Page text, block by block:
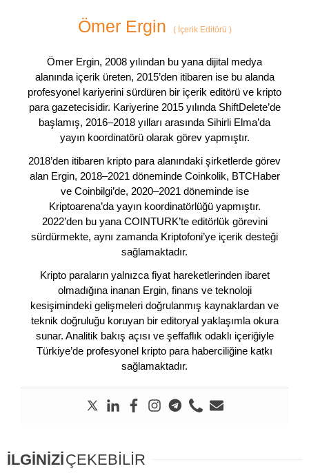
Ömer Ergin (İçerik Editörü )
Ömer Ergin, 2008 yılından bu yana dijital medya
alanında içerik üreten, 2015’den itibaren ise bu alanda
profesyonel kariyerini sürdüren bir içerik editörü ve kripto
para gazetecisidir. Kariyerine 2015 yılında ShiftDelete’de
başlamış, 2016–2018 yılları arasında Sihirli Elma’da
yayın koordinatörü olarak görev yapmıştır.
2018’den itibaren kripto para alanındaki şirketlerde görev
alan Ergin, 2018–2021 döneminde Coinkolik, BTCHaber
ve Coinbilgi’de, 2020–2021 döneminde ise
Kriptoarena’da yayın koordinatörlüğü yapmıştır.
2022’den bu yana COINTURK’te editörlük görevini
sürdürmekte, aynı zamanda Kriptofoni’ye içerik desteği
sağlamaktadır.
Kripto paraların yalnızca fiyat hareketlerinden ibaret
olmadığına inanan Ergin, finans ve teknoloji
kesişimindeki gelişmeleri doğrulanmış kaynaklardan ve
teknik doğruluğu koruyan bir editoryal yaklaşımla okura
sunar. Analitik bakış açısı ve şeffaflık odaklı içeriğiyle
Türkiye’de profesyonel kripto para haberciliğine katkı
sağlamaktadır.
İLGİNİZİÇEKEBİLİR